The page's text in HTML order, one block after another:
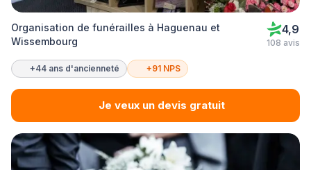
Organisation de funérailles à Haguenau et
Wissembourg
4,9
108 avis
+44 ans d'ancienneté +91 NPS
Je veux un devis gratuit